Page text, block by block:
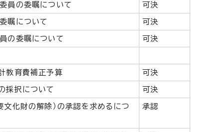
員の委嘱について 可決
嘱について 可決
の委嘱について 可決
教育費補正予算 可決
採択について 可決
文化財の解除）の承認を求めるにつ
承認